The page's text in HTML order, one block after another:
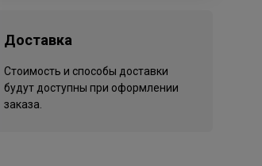
Доставка
Стоимость и способы доставки
будут доступны при оформлении
заказа.